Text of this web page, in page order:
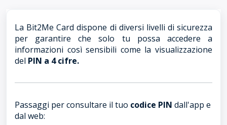
La Bit2Me Card dispone di diversi livelli di sicurezza
per garantire che solo tu possa accedere a
informazioni così sensibili come la visualizzazione
del PIN a 4 cifre.
Passaggi per consultare il tuo codice PIN dall'app e
dal web: